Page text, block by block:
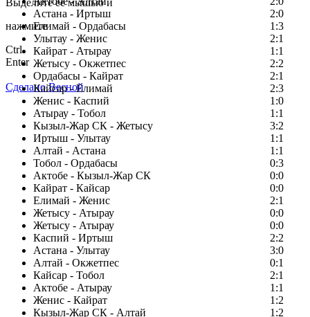
Астана - Иртыш
2:0
Елимай - Ордабасы
1:3
Улытау - Женис
2:1
Кайрат - Атырау
1:1
Жетысу - Окжетпес
2:2
Ордабасы - Кайрат
2:1
Кайсар - Елимай
2:3
Женис - Каспий
1:0
Атырау - Тобол
1:1
Кызыл-Жар СК - Жетысу
3:2
Иртыш - Улытау
1:1
Алтай - Астана
1:1
Тобол - Ордабасы
0:3
Актобе - Кызыл-Жар СК
0:0
Кайрат - Кайсар
0:0
Елимай - Женис
2:1
Жетысу - Атырау
0:0
Жетысу - Атырау
0:0
Каспий - Иртыш
2:2
Астана - Улытау
3:0
Алтай - Окжетпес
0:1
Кайсар - Тобол
2:1
Актобе - Атырау
1:1
Женис - Кайрат
1:2
Кызыл-Жар СК - Алтай
1:2
Выделите ее мышью и
нажмите
Ctrl
Enter
Сделано Весной